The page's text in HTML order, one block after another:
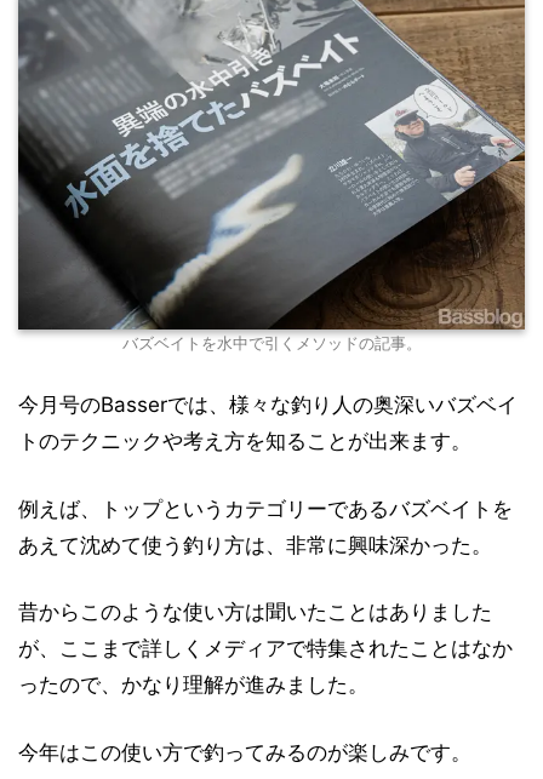
バズベイトを水中で引くメソッドの記事。
今月号のBasserでは、様々な釣り人の奥深いバズベイ
トのテクニックや考え方を知ることが出来ます。
例えば、トップというカテゴリーであるバズベイトを
あえて沈めて使う釣り方は、非常に興味深かった。
昔からこのような使い方は聞いたことはありました
が、ここまで詳しくメディアで特集されたことはなか
ったので、かなり理解が進みました。
今年はこの使い方で釣ってみるのが楽しみです。